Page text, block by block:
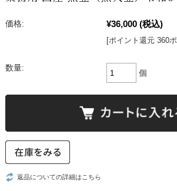
価格: ¥36,000 (税込)
[ポイント還元 360
数量:
個
返品についての詳細はこちら